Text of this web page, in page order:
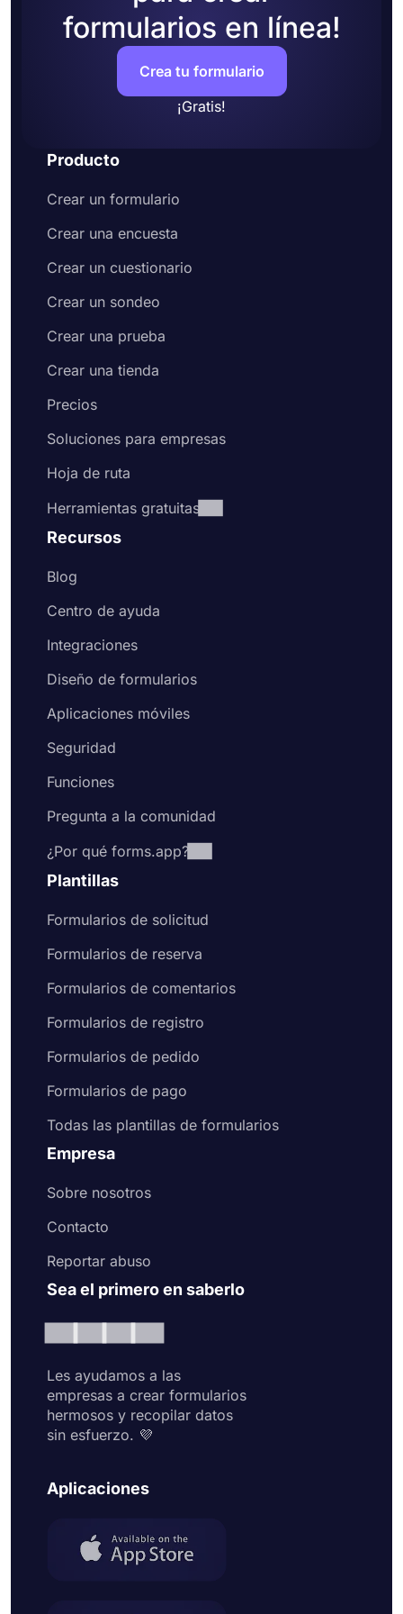
formularios en línea!
Crea tu formulario
¡Gratis!
Producto
Crear un formulario
Crear una encuesta
Crear un cuestionario
Crear un sondeo
Crear una prueba
Crear una tienda
Precios
Soluciones para empresas
Hoja de ruta
Herramientas gratuitas
Recursos
Blog
Centro de ayuda
Integraciones
Diseño de formularios
Aplicaciones móviles
Seguridad
Funciones
Pregunta a la comunidad
¿Por qué forms.app?
Plantillas
Formularios de solicitud
Formularios de reserva
Formularios de comentarios
Formularios de registro
Formularios de pedido
Formularios de pago
Todas las plantillas de formularios
Empresa
Sobre nosotros
Contacto
Reportar abuso
Sea el primero en saberlo
Les ayudamos a las
empresas a crear formularios
hermosos y recopilar datos
sin esfuerzo. 💜
Aplicaciones